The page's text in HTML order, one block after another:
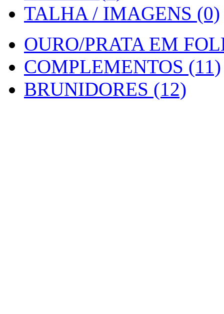
TALHA / IMAGENS (0)
OURO/PRATA EM
COMPLEMENTOS (11)
BRUNIDORES (12)